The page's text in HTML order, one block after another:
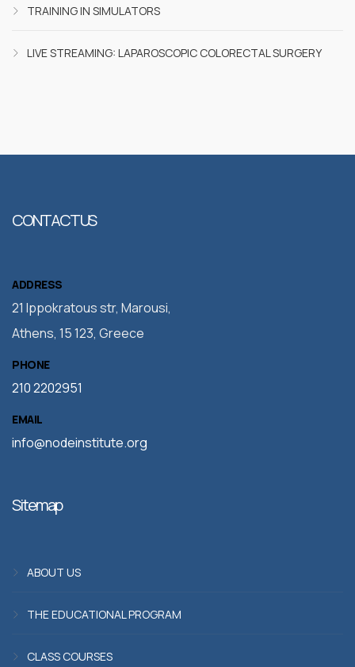
TRAINING IN SIMULATORS
LIVE STREAMING: LAPAROSCOPIC COLORECTAL SURGERY
CONTACT US
ADDRESS
21 Ippokratous str, Marousi,
Athens, 15 123, Greece
PHONE
210 2202951
EMAIL
info@nodeinstitute.org
Sitemap
ABOUT US
THE EDUCATIONAL PROGRAM
CLASS COURSES